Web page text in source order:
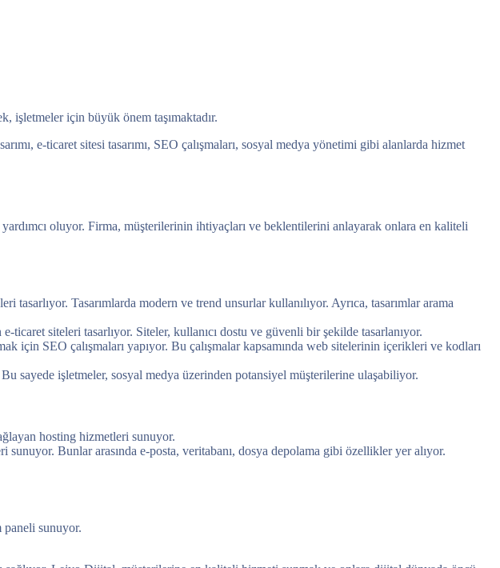
işletmeler için büyük önem taşımaktadır.
e-ticaret sitesi tasarımı, SEO çalışmaları, sosyal medya yönetimi gibi alanlarda hizmet
oluyor. Firma, müşterilerinin ihtiyaçları ve beklentilerini anlayarak onlara en kaliteli
Tasarımlarda modern ve trend unsurlar kullanılıyor. Ayrıca, tasarımlar arama
siteleri tasarlıyor. Siteler, kullanıcı dostu ve güvenli bir şekilde tasarlanıyor.
için SEO çalışmaları yapıyor. Bu çalışmalar kapsamında web sitelerinin içerikleri ve kodları
sayede işletmeler, sosyal medya üzerinden potansiyel müşterilerine ulaşabiliyor.
hosting hizmetleri sunuyor.
Bunlar arasında e-posta, veritabanı, dosya depolama gibi özellikler yer alıyor.
sunuyor.